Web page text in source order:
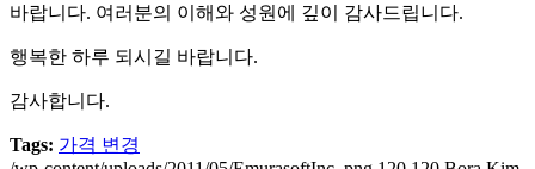
바랍니다. 여러분의 이해와 성원에 깊이 감사드립니다.
행복한 하루 되시길 바랍니다.
감사합니다.
Tags: 가격 변경